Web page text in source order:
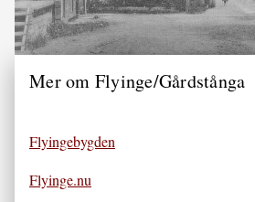
Mer om Flyinge/Gårdstånga
Flyingebygden
Flyinge.nu